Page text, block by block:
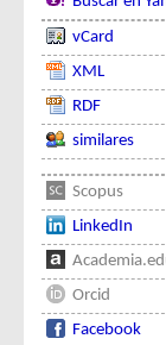
vCard
XML
RDF
similares
Scopus
LinkedIn
Orcid
Facebook